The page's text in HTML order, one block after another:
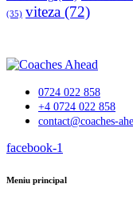
(35) viteza (72)
0724 022 858
+4 0724 022 858
contact@coaches-
facebook-1
Meniu principal